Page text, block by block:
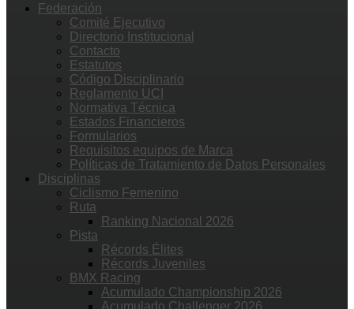
Federación
Comité Ejecutivo
Directorio Institucional
Contacto
Estatutos
Código Disciplinario
Reglamento UCI
Normativa Técnica
Estados Financieros
Formularios
Requisitos equipos de Marca
Políticas de Tratamiento de Datos Personales
Disciplinas
Ciclismo Femenino
Ruta
Ranking Nacional 2026
Pista
Récords Élites
Récords Juveniles
BMX Racing
Acumulado Championship 2026
Acumulado Challenger 2026